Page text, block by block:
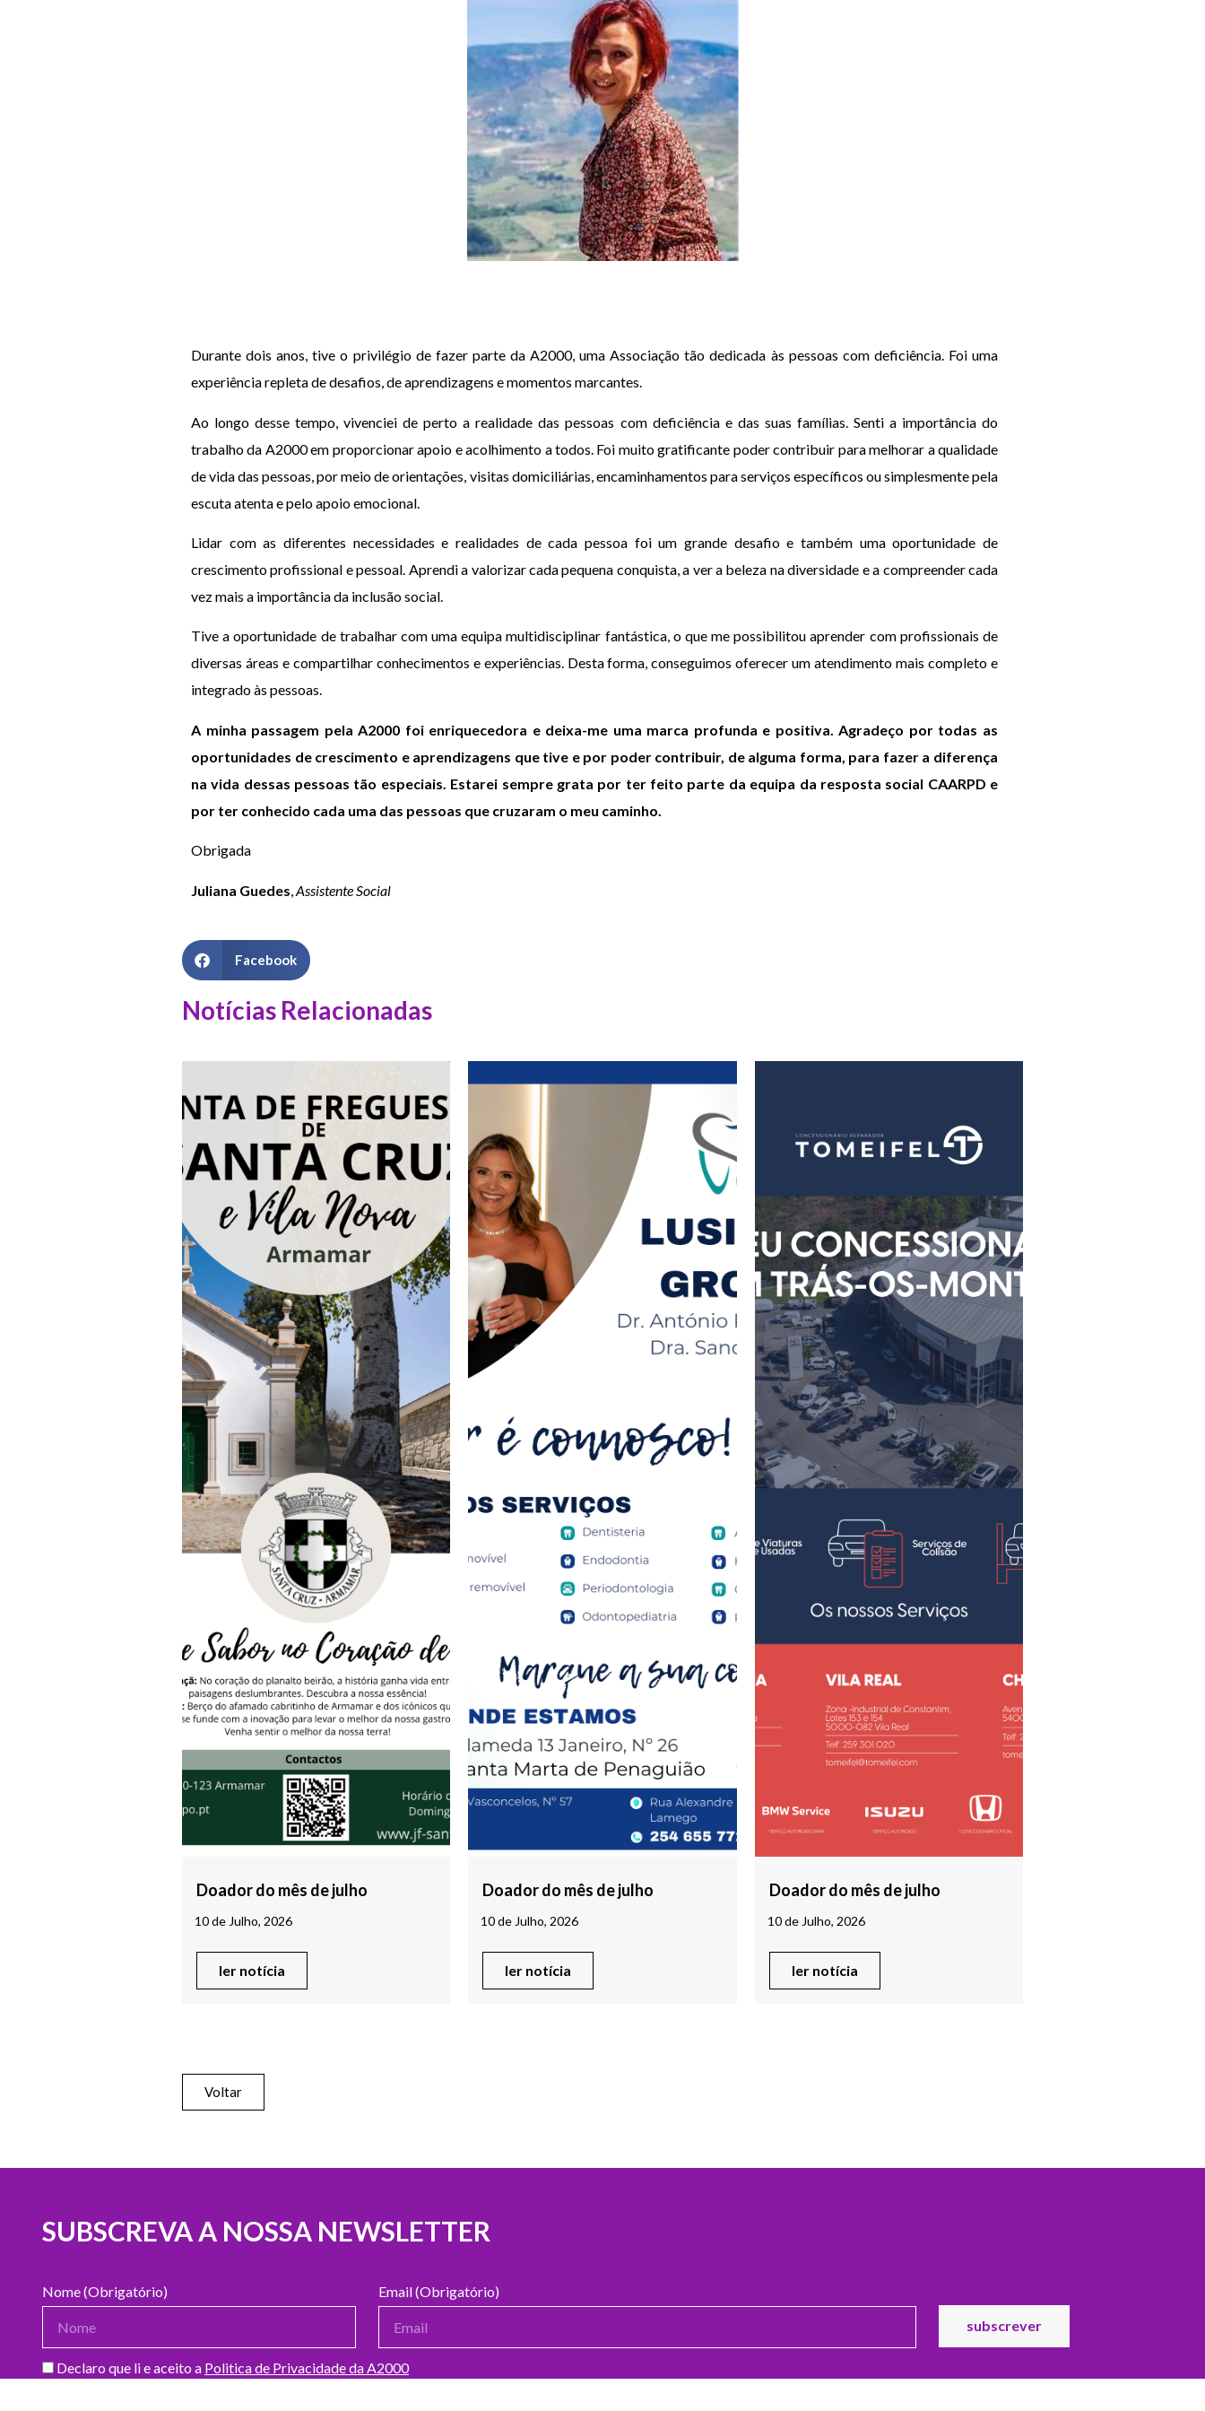
Durante dois anos, tive o privilégio de fazer parte da A2000, uma Associação tão dedicada às pessoas com deficiência. Foi uma
experiência repleta de desafios, de aprendizagens e momentos marcantes.
Ao longo desse tempo, vivenciei de perto a realidade das pessoas com deficiência e das suas famílias. Senti a importância do
trabalho da A2000 em proporcionar apoio e acolhimento a todos. Foi muito gratificante poder contribuir para melhorar a qualidade
de vida das pessoas, por meio de orientações, visitas domiciliárias, encaminhamentos para serviços específicos ou simplesmente pela
escuta atenta e pelo apoio emocional.
Lidar com as diferentes necessidades e realidades de cada pessoa foi um grande desafio e também uma oportunidade de
crescimento profissional e pessoal. Aprendi a valorizar cada pequena conquista, a ver a beleza na diversidade e a compreender cada
vez mais a importância da inclusão social.
Tive a oportunidade de trabalhar com uma equipa multidisciplinar fantástica, o que me possibilitou aprender com profissionais de
diversas áreas e compartilhar conhecimentos e experiências. Desta forma, conseguimos oferecer um atendimento mais completo e
integrado às pessoas.
A minha passagem pela A2000 foi enriquecedora e deixa-me uma marca profunda e positiva. Agradeço por todas as
oportunidades de crescimento e aprendizagens que tive e por poder contribuir, de alguma forma, para fazer a diferença
na vida dessas pessoas tão especiais. Estarei sempre grata por ter feito parte da equipa da resposta social CAARPD e
por ter conhecido cada uma das pessoas que cruzaram o meu caminho.
Obrigada
Juliana Guedes Assistente Social
Facebook
Notícias Relacionadas
Doador do mês de julho
10 de Julho, 2026
ler notícia
Doador do mês de julho
10 de Julho, 2026
ler notícia
Doador do mês de julho
10 de Julho, 2026
ler notícia
Voltar
SUBSCREVA A NOSSA NEWSLETTER
Nome (Obrigatório) Email (Obrigatório)
Declaro que li e aceito a Politica de Privacidade da A2000